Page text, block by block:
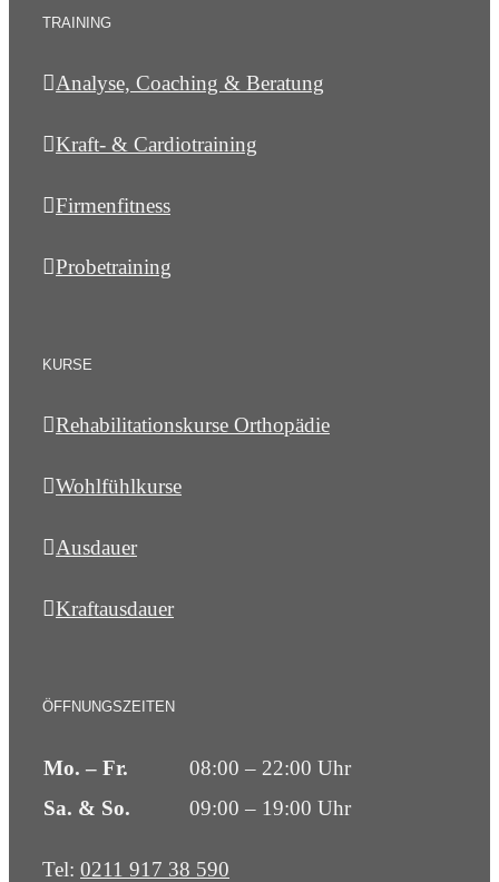
TRAINING
Analyse, Coaching & Beratung
Kraft- & Cardiotraining
Firmenfitness
Probetraining
KURSE
Rehabilitationskurse Orthopädie
Wohlfühlkurse
Ausdauer
Kraftausdauer
ÖFFNUNGSZEITEN
Mo. – Fr.
08:00 – 22:00 Uhr
Sa. & So.
09:00 – 19:00 Uhr
Tel: 0211 917 38 590